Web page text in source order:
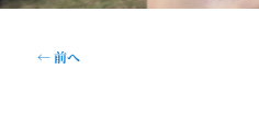
投
←前へ